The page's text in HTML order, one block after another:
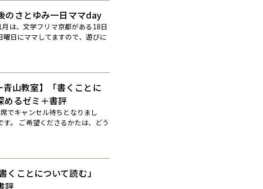
のさとゆみ一日ママday
は、文学フリマ京都がある18日
日にママしてますので、遊びに
山教室】「書くことに
めるゼミ＋書評
でキャンセル待ちとなりまし
。 ご希望くださるかたは、どう
くことについて読む」
評